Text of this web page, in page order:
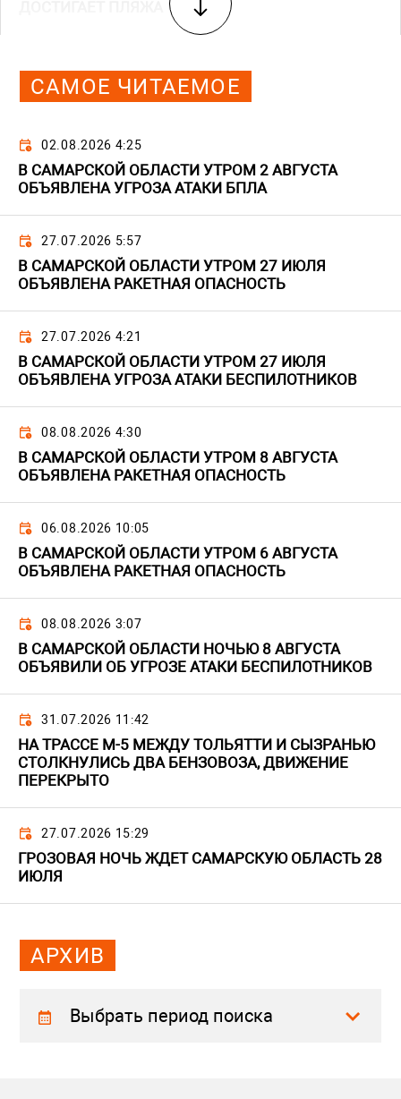
САМОЕ ЧИТАЕМОЕ
02.08.2026 4:25
В САМАРСКОЙ ОБЛАСТИ УТРОМ 2 АВГУСТА
ОБЪЯВЛЕНА УГРОЗА АТАКИ БПЛА
27.07.2026 5:57
В САМАРСКОЙ ОБЛАСТИ УТРОМ 27 ИЮЛЯ
ОБЪЯВЛЕНА РАКЕТНАЯ ОПАСНОСТЬ
27.07.2026 4:21
В САМАРСКОЙ ОБЛАСТИ УТРОМ 27 ИЮЛЯ
ОБЪЯВЛЕНА УГРОЗА АТАКИ БЕСПИЛОТНИКОВ
08.08.2026 4:30
В САМАРСКОЙ ОБЛАСТИ УТРОМ 8 АВГУСТА
ОБЪЯВЛЕНА РАКЕТНАЯ ОПАСНОСТЬ
06.08.2026 10:05
В САМАРСКОЙ ОБЛАСТИ УТРОМ 6 АВГУСТА
ОБЪЯВЛЕНА РАКЕТНАЯ ОПАСНОСТЬ
08.08.2026 3:07
В САМАРСКОЙ ОБЛАСТИ НОЧЬЮ 8 АВГУСТА
ОБЪЯВИЛИ ОБ УГРОЗЕ АТАКИ БЕСПИЛОТНИКОВ
31.07.2026 11:42
НА ТРАССЕ М-5 МЕЖДУ ТОЛЬЯТТИ И СЫЗРАНЬЮ
СТОЛКНУЛИСЬ ДВА БЕНЗОВОЗА, ДВИЖЕНИЕ
ПЕРЕКРЫТО
27.07.2026 15:29
ГРОЗОВАЯ НОЧЬ ЖДЕТ САМАРСКУЮ ОБЛАСТЬ 28
ИЮЛЯ
АРХИВ
Выбрать период поиска